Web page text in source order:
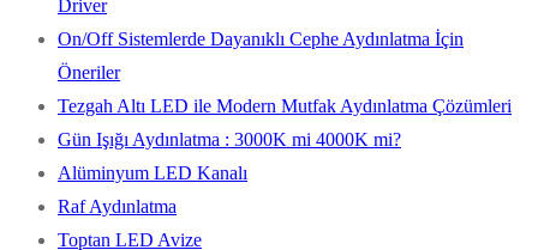
Driver
On/Off Sistemlerde Dayanıklı Cephe Aydınlatma İçin
Öneriler
Tezgah Altı LED ile Modern Mutfak Aydınlatma Çözümleri
Gün Işığı Aydınlatma : 3000K mi 4000K mi?
Alüminyum LED Kanalı
Raf Aydınlatma
Toptan LED Avize